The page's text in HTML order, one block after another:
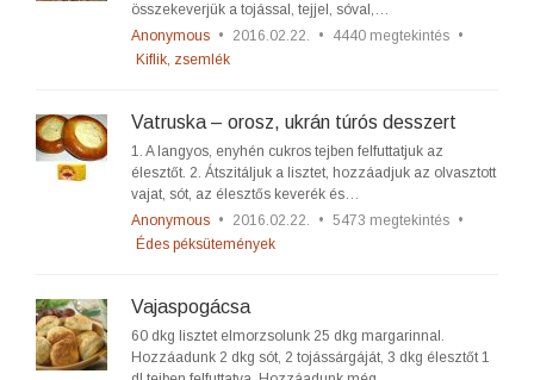
összekeverjük a tojással, tejjel, sóval,…
Anonymous • 2016.02.22. • 4440 megtekintés •
Kiflik, zsemlék
Vatruska – orosz, ukrán túrós desszert
1. A langyos, enyhén cukros tejben felfuttatjuk az
élesztőt. 2. Átszitáljuk a lisztet, hozzáadjuk az olvasztott
vajat, sót, az élesztős keverék és…
Anonymous • 2016.02.22. • 5473 megtekintés •
Édes péksütemények
Vajaspogácsa
60 dkg lisztet elmorzsolunk 25 dkg margarinnal.
Hozzáadunk 2 dkg sót, 2 tojássárgáját, 3 dkg élesztőt 1